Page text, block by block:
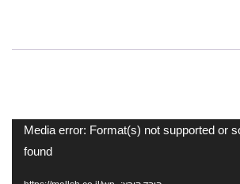
Media error: Format(s) not supported or
found